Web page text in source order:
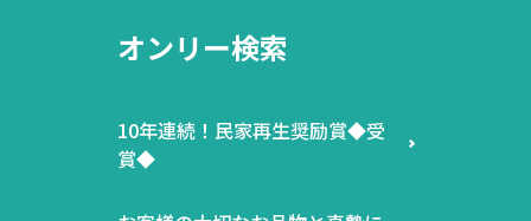
オンリー検索
10年連続！民家再生奨励賞◆受
賞◆